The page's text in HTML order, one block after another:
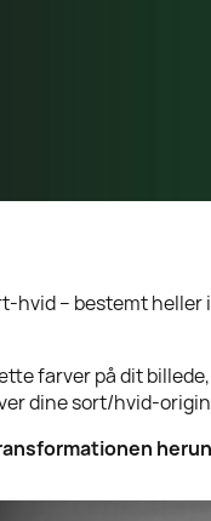
hvid – bestemt
farver på dit
dine sort/hvid-